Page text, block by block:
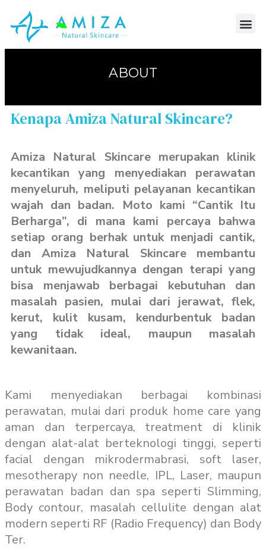
ABOUT
Kenapa Amiza Natural Skincare?
Amiza Natural Skincaremerupakan klinik
kecantikan yang menyediakan perawatan
menyeluruh, meliputi pelayanan kecantikan
wajah dan badan. Moto kami “Cantik Itu
Berharga”, di mana kami percaya bahwa
setiap orang berhak untuk menjadi cantik,
dan Amiza Natural Skincaremembantu
untuk mewujudkannya dengan terapi yang
bisa menjawab berbagai kebutuhan dan
masalah pasien, mulai dari jerawat, flek,
kerut, kulit kusam, kendurbentuk badan
yang tidak ideal, maupun masalah
kewanitaan.
Kami menyediakan berbagai kombinasi
perawatan, mulai dari produk home care yang
aman dan terpercaya, treatment di klinik
dengan alat-alat berteknologi tinggi, seperti
facial dengan mikrodermabrasi, soft laser,
mesotherapy non needle, IPL, Laser, maupun
perawatan badan dan spa seperti Slimming,
Body contour, masalah cellulite dengan alat
modern seperti RF (Radio Frequency) dan Body
Ter.